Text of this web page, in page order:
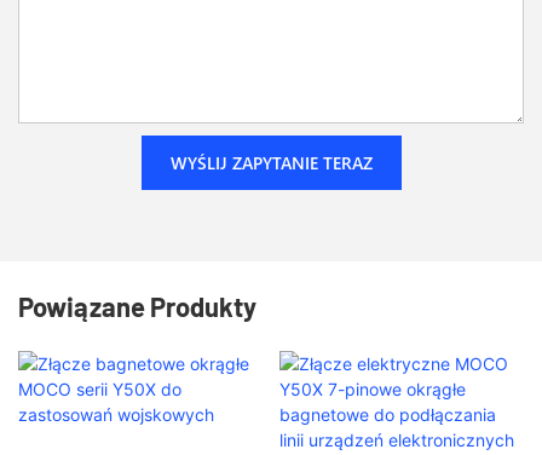
WYŚLIJ ZAPYTANIE TERAZ
Powiązane Produkty